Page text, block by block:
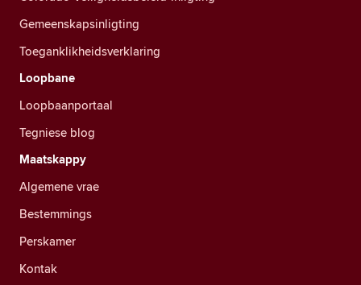
Gemeenskapsinligting
Toeganklikheidsverklaring
Loopbane
Loopbaanportaal
Tegniese blog
Maatskappy
Algemene vrae
Bestemmings
Perskamer
Kontak